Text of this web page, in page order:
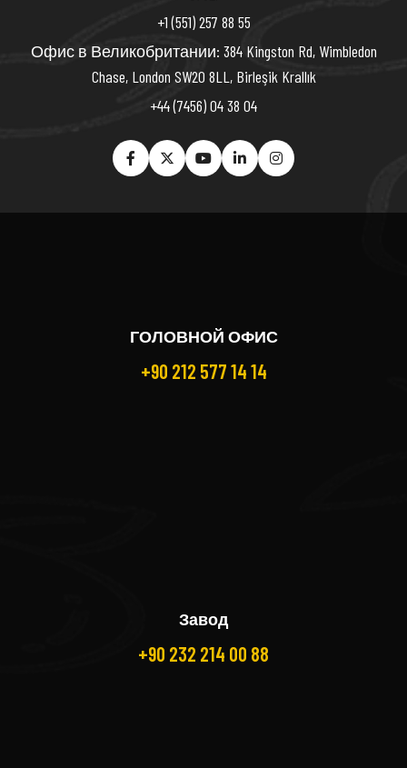
+1 (551) 257 88 55
Офис в Великобритании: 384 Kingston Rd, Wimbledon
Chase, London SW20 8LL, Birleşik Krallık
+44 (7456) 04 38 04
ГОЛОВНОЙ ОФИС
+90 212 577 14 14
Завод
+90 232 214 00 88